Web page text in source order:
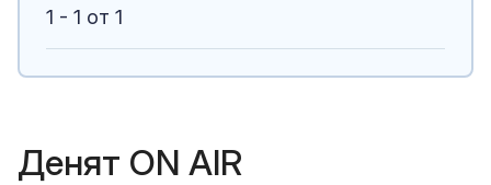
1 - 1 от 1
Денят ON AIR